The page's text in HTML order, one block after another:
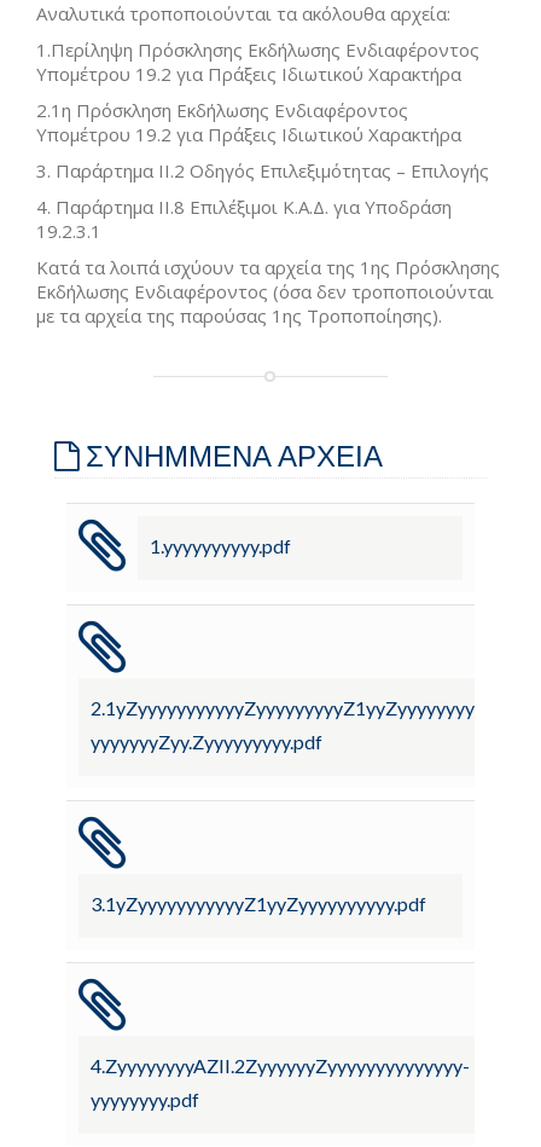
Αναλυτικά τροποποιούνται τα ακόλουθα αρχεία:
1.Περίληψη Πρόσκλησης Εκδήλωσης Ενδιαφέροντος
Υπομέτρου 19.2 για Πράξεις Ιδιωτικού Χαρακτήρα
2.1η Πρόσκληση Εκδήλωσης Ενδιαφέροντος
Υπομέτρου 19.2 για Πράξεις Ιδιωτικού Χαρακτήρα
3. Παράρτημα II.2 Οδηγός Επιλεξιμότητας – Επιλογής
4. Παράρτημα ΙΙ.8 Επιλέξιμοι Κ.Α.Δ. για Υποδράση
19.2.3.1
Κατά τα λοιπά ισχύουν τα αρχεία της 1ης Πρόσκλησης
Εκδήλωσης Ενδιαφέροντος (όσα δεν τροποποιούνται
με τα αρχεία της παρούσας 1ης Τροποποίησης).
ΣΥΝΗΜΜΕΝΑ ΑΡΧΕΙΑ
1.yyyyyyyyyy.pdf
yyyyyyyZyy.Zyyyyyyyyy.pdf
3.1yZyyyyyyyyyyyZ1yyZyyyyyyyyyy.pdf
4.ZyyyyyyyyAZII.2ZyyyyyyZyyyyyyyyyyyyyy-
yyyyyyyy.pdf